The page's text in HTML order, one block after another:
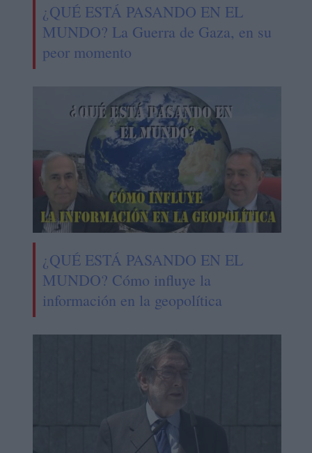
¿QUÉ ESTÁ PASANDO EN EL
MUNDO? La Guerra de Gaza, en su
peor momento
¿QUÉ ESTÁ PASANDO EN EL
MUNDO? Cómo influye la
información en la geopolítica